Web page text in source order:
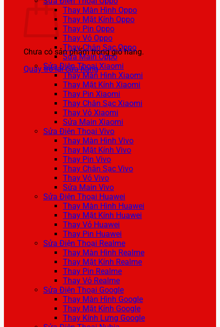
Chưa có sản phẩm trong giỏ hàng.
Quay trở lại cửa hàng
Thay Màn Hình Oppo
Thay Mặt Kính Oppo
Thay Pin Oppo
Thay Vỏ Oppo
Thay Chân Sạc Oppo
Sửa Main Oppo
Sửa Điện Thoại Xiaomi
Thay Màn Hình Xiaomi
Thay Mặt Kính Xiaomi
Thay Pin Xiaomi
Thay Chân Sạc Xiaomi
Thay Vỏ Xiaomi
Sửa Main Xiaomi
Sửa Điện Thoại Vivo
Thay Màn Hình Vivo
Thay Mặt Kính Vivo
Thay Pin Vivo
Thay Chân Sạc Vivo
Thay Vỏ Vivo
Sửa Main Vivo
Sửa Điện Thoại Huawei
Thay Màn Hình Huawei
Thay Mặt Kính Huawei
Thay Vỏ Huawei
Thay Pin Huawei
Sửa Điện Thoại Realme
Thay Màn Hình Realme
Thay Mặt Kính Realme
Thay Pin Realme
Thay Vỏ Realme
Sửa Điện Thoại Google
Thay Màn Hình Google
Thay Mặt Kính Google
Thay Kính Lưng Google